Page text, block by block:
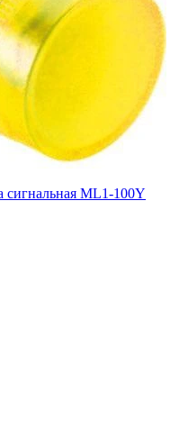
сигнальная ML1-100Y